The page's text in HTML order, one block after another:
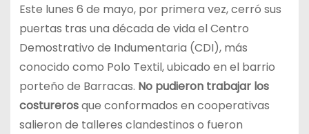
Este lunes 6 de mayo, por primera vez, cerró sus
puertas tras una década de vida el Centro
Demostrativo de Indumentaria (CDI), más
conocido como Polo Textil, ubicado en el barrio
porteño de Barracas. No pudieron trabajar los
costurerosque conformados en cooperativas
salieron de talleres clandestinos o fueron